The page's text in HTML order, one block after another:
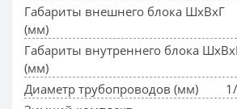
Габариты внешнего блока ШхВхГ
(мм)
Габариты внутреннего блока
(мм)
Диаметр трубопроводов (мм)